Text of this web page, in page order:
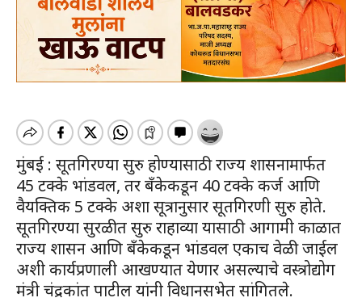
मुंबई : सूतगिरण्या सुरु होण्यासाठी राज्य शासनामार्फत
45 टक्के भांडवल, तर बँकेकडून 40 टक्के कर्ज आणि
वैयक्तिक 5 टक्के अशा सूत्रानुसार सूतगिरणी सुरु होते.
सूतगिरण्या सुरळीत सुरु राहाव्या यासाठी आगामी काळात
राज्य शासन आणि बँकेकडून भांडवल एकाच वेळी जाईल
अशी कार्यप्रणाली आखण्यात येणार असल्याचे वस्त्रोद्योग
मंत्री चंद्रकांत पाटील यांनी विधानसभेत सांगितले.